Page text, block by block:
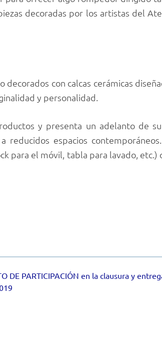
decoradas por los artistas del
con calcas cerámicas
y personalidad.
y presenta un adelanto de
espacios
para el móvil, tabla para lavado, etc.)
DE PARTICIPACIÓN en la clausura y